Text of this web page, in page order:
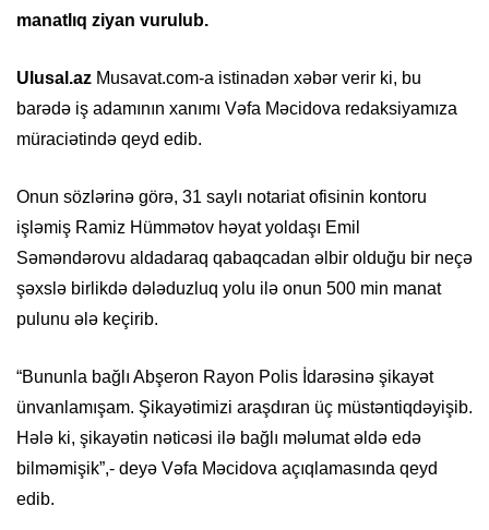
manatlıq ziyan vurulub.
Ulusal.az Musavat.com-a istinadən xəbər verir ki, bu
barədə iş adamının xanımı Vəfa Məcidova redaksiyamıza
müraciətində qeyd edib.
Onun sözlərinə görə, 31 saylı notariat ofisinin kontoru
işləmiş Ramiz Hümmətov həyat yoldaşı Emil
Səməndərovu aldadaraq qabaqcadan əlbir olduğu bir neçə
şəxslə birlikdə dələduzluq yolu ilə onun 500 min manat
pulunu ələ keçirib.
“Bununla bağlı Abşeron Rayon Polis İdarəsinə şikayət
ünvanlamışam. Şikayətimizi araşdıran üç müstəntiqdəyişib.
Hələ ki, şikayətin nəticəsi ilə bağlı məlumat əldə edə
bilməmişik”,- deyə Vəfa Məcidova açıqlamasında qeyd
edib.